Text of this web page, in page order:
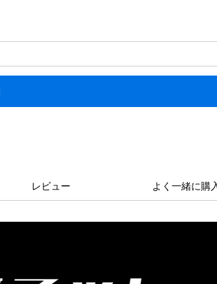
レビュー よく一緒に購